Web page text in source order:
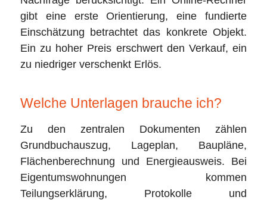
gibt eine erste Orientierung, eine fundierte
Einschätzung betrachtet das konkrete Objekt.
Ein zu hoher Preis erschwert den Verkauf, ein
zu niedriger verschenkt Erlös.
Welche Unterlagen brauche ich?
Zu den zentralen Dokumenten zählen
Grundbuchauszug, Lageplan, Baupläne,
Flächenberechnung und Energieausweis. Bei
Eigentumswohnungen kommen
Teilungserklärung, Protokolle und